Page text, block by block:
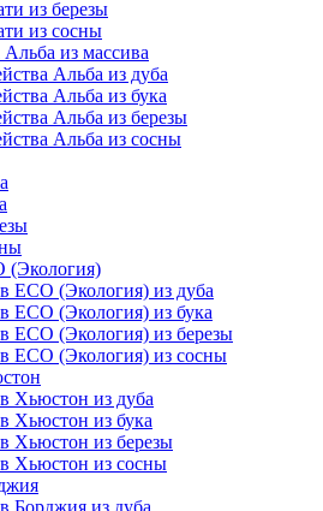
из березы
из сосны
из массива
Альба из дуба
Альба из бука
Альба из березы
Альба из сосны
(Экология)
ECO (Экология) из дуба
ECO (Экология) из бука
ECO (Экология) из березы
ECO (Экология) из сосны
Хьюстон из дуба
Хьюстон из бука
Хьюстон из березы
Хьюстон из сосны
Борджия из дуба